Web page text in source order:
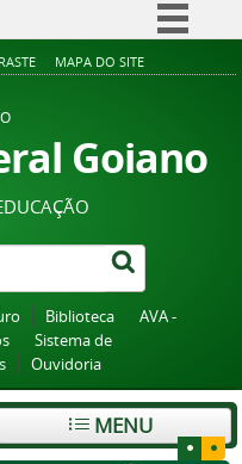
Simplifique!
Acesso à informação
Legislação
Canais
MAPA DO SITE
Goiano
Biblioteca
AVA -
Sistema de
Ouvidoria
MENU